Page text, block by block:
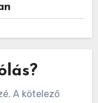
A kötelező